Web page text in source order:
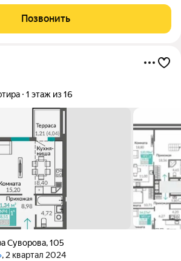
просторная кухня, санузел
Позвонить
1 этаж из 16
Суворова,105
, 2 квартал 2024